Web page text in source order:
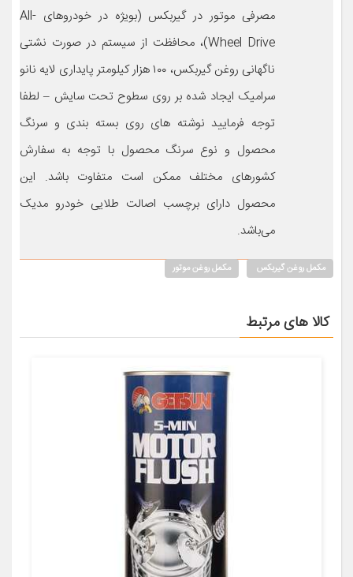
مصرفی موتور در گیربکس (بویژه در خودروهای All-
Wheel Drive)، محافظت از سیستم در صورت نشتی
ناگهانی روغن گیربکس، ۱۰۰ هزار کیلومتر پایداری لایه نانو
سرامیک ایجاد شده بر روی سطوح تحت سایش – لطفا
توجه فرمایید نوشته های روی بسته بندی و سرنگ
محصول و نوع سرنگ محصول با توجه به سفارش
کشورهای مختلف ممکن است متفاوت باشد. این
محصول دارای برچسب اصالت طلایی خودرو مدیک
می‌باشد.
مکمل روغن گیربکس مکمل روغن موتور
کالا های مرتبط